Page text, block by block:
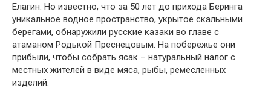
Елагин. Но известно, что за 50 лет до прихода Беринга
уникальное водное пространство, укрытое скальными
берегами, обнаружили русские казаки во главе с
атаманом Родькой Преснецовым. На побережье они
прибыли, чтобы собрать ясак – натуральный налог с
местных жителей в виде мяса, рыбы, ремесленных
изделий.